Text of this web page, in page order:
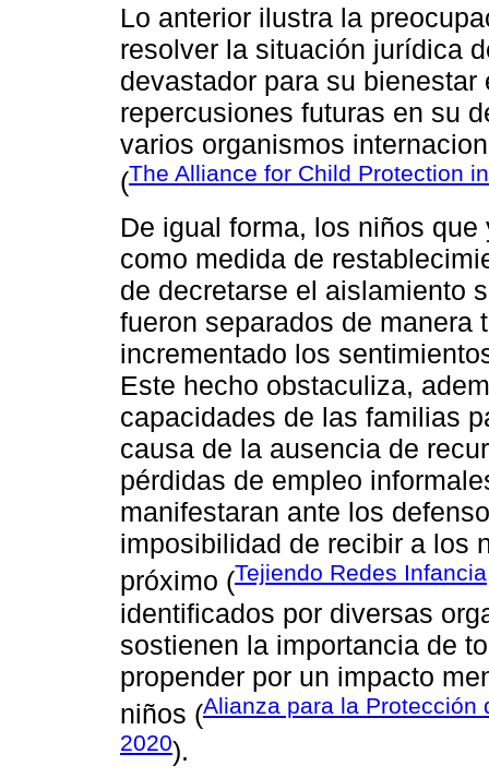
Lo anterior ilustra la
resolver la situación jurídica
devastador para su
repercusiones futuras en su
varios organismos
(The Alliance for Child Protection
De igual forma, los niños
como medida de
de decretarse el aislamiento
fueron separados de manera
incrementado los
Este hecho obstaculiza,
capacidades de las familias
causa de la ausencia de
pérdidas de empleo
manifestaran ante los
imposibilidad de recibir a los
próximo (Tejiendo Redes
identificados por diversas
sostienen la importancia de
propender por un impacto
niños (Alianza para la Protección
2020).